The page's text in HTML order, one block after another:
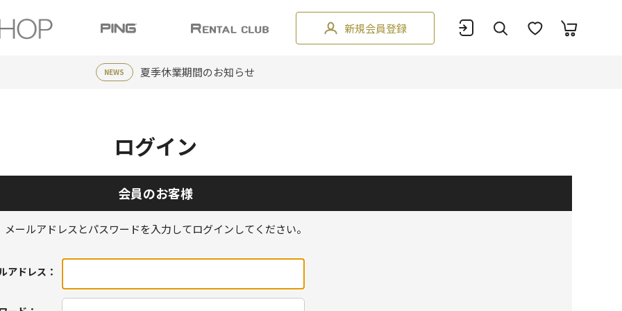
新規会員登録
NEWS 夏季休業期間のお知らせ
ログイン
会員のお客様
メールアドレスとパスワードを入力してログインしてください。
アドレス：